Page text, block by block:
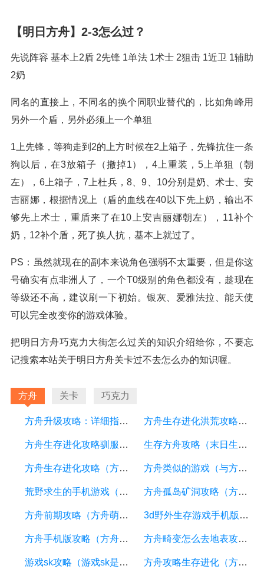
【明日方舟】2-3怎么过？
先说阵容 基本上2盾 2先锋 1单法 1术士 2狙击 1近卫 1辅助
2奶
同名的直接上，不同名的换个同职业替代的，比如角峰用
另外一个盾，另外必须上一个单狙
1上先锋，等狗走到2的上方时候在2上箱子，先锋抗住一条
狗以后，在3放箱子（撤掉1），4上重装，5上单狙（朝
左），6上箱子，7上杜兵，8、9、10分别是奶、术士、安
吉丽娜，根据情况上（盾的血线在40以下先上奶，输出不
够先上术士，重盾来了在10上安吉丽娜朝左），11补个
奶，12补个盾，死了换人抗，基本上就过了。
PS：虽然就现在的副本来说角色强弱不太重要，但是你这
号确实有点非洲人了，一个T0级别的角色都没有，趁现在
等级还不高，建议刷一下初始。银灰、爱雅法拉、能天使
可以完全改变你的游戏体验。
把明日方舟巧克力大街怎么过关的知识介绍给你，不要忘
记搜索本站关于明日方舟关卡过不去怎么办的知识喔。
方舟 关卡 巧克力
方舟升级攻略：详细指南帮你轻松提升实力 方舟生存进化洪荒攻略（方舟生存进化洪荒生物图鉴）
方舟生存进化攻略驯服（方舟生存进化攻略驯服泰坦龙） 生存方舟攻略（末日生存方舟攻略）
方舟生存进化攻略（方舟生存进化攻略盒子） 方舟类似的游戏（与方舟类似的游戏）
荒野求生的手机游戏（荒野求生手机游戏物品大全） 方舟孤岛矿洞攻略（方舟端游孤岛矿洞位置详细信息）
方舟前期攻略（方舟萌新攻略教程前期如何玩） 3d野外生存游戏手机版（野外生存,游戏）
方舟手机版攻略（方舟手机版攻略视频） 方舟畸变怎么去地表攻略（方舟畸变怎么去地表不掉血）
游戏sk攻略（游戏sk是什么意思） 方舟攻略生存进化（方舟,生存进化攻略）